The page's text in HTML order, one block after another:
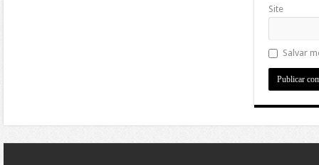
Site
Salvar